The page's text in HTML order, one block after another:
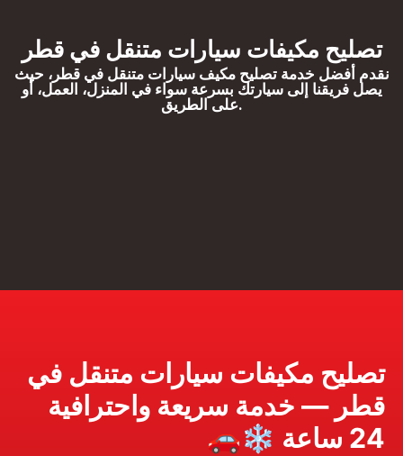
تصليح مكيفات سيارات متنقل في قطر
نقدم أفضل خدمة تصليح مكيف سيارات متنقل في قطر، حيث
يصل فريقنا إلى سيارتك بسرعة سواء في المنزل، العمل، أو
على الطريق.
تصليح مكيفات سيارات متنقل في
قطر — خدمة سريعة واحترافية
24 ساعة ❄️🚗